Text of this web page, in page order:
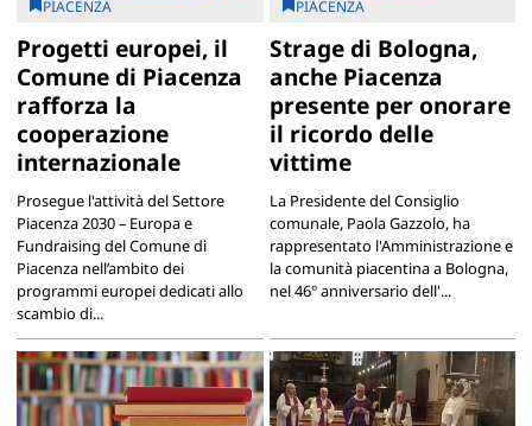
PIACENZA
Progetti europei, il
Comune di Piacenza
rafforza la
cooperazione
internazionale
Prosegue l'attività del Settore
Piacenza 2030 – Europa e
Fundraising del Comune di
Piacenza nell’ambito dei
programmi europei dedicati allo
scambio di...
PIACENZA
Strage di Bologna,
anche Piacenza
presente per onorare
il ricordo delle
vittime
La Presidente del Consiglio
comunale, Paola Gazzolo, ha
rappresentato l'Amministrazione e
la comunità piacentina a Bologna,
nel 46° anniversario dell'...